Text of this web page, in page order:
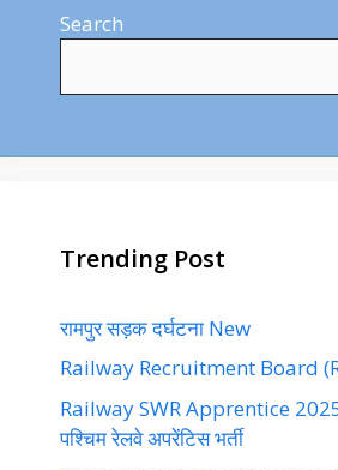
Search
Trending Post
रामपुर सड़क दर्घटना New
Railway Recruitment Board
Railway SWR Apprentice 2025
पश्चिम रेलवे अपरेंटिस भर्ती